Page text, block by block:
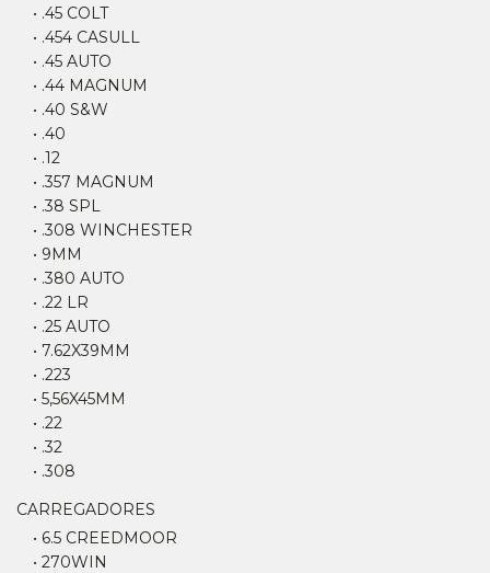
• .45 COLT
• .454 CASULL
• .45 AUTO
• .44 MAGNUM
• .40 S&W
• .40
• .12
• .357 MAGNUM
• .38 SPL
• .308 WINCHESTER
• 9MM
• .380 AUTO
• .22 LR
• .25 AUTO
• 7.62X39MM
• .223
• 5,56X45MM
• .22
• .32
• .308
CARREGADORES
• 6.5 CREEDMOOR
• 270WIN